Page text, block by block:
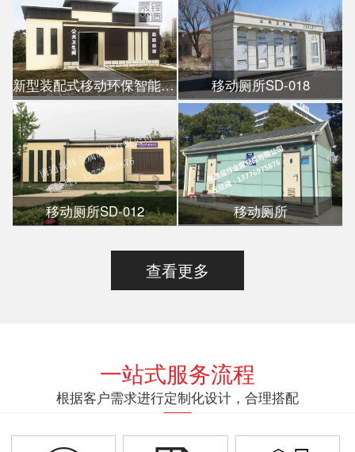
新型装配式移动环保智能公厕 移动厕所SD-018
移动厕所SD-012 移动厕所
查看更多
一站式服务流程
根据客户需求进行定制化设计，合理搭配